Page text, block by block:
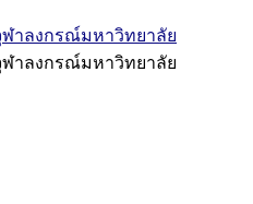
ฬาลงกรณ์มหาวิทยาลัย
ฬาลงกรณ์มหาวิทยาลัย